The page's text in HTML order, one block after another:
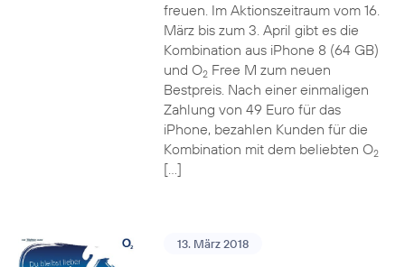
freuen. Im Aktionszeitraum vom 16.
März bis zum 3. April gibt es die
Kombination aus iPhone 8 (64 GB)
und O2Free M zum neuen
Bestpreis. Nach einer einmaligen
Zahlung von 49 Euro für das
iPhone, bezahlen Kunden für die
Kombination mit dem beliebten O2
[…]
13. März 2018